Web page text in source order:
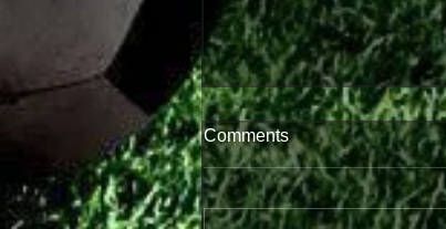
Comments